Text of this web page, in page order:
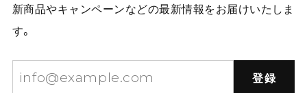
新商品やキャンペーンなどの最新情報をお届けいたしま
す。
登録